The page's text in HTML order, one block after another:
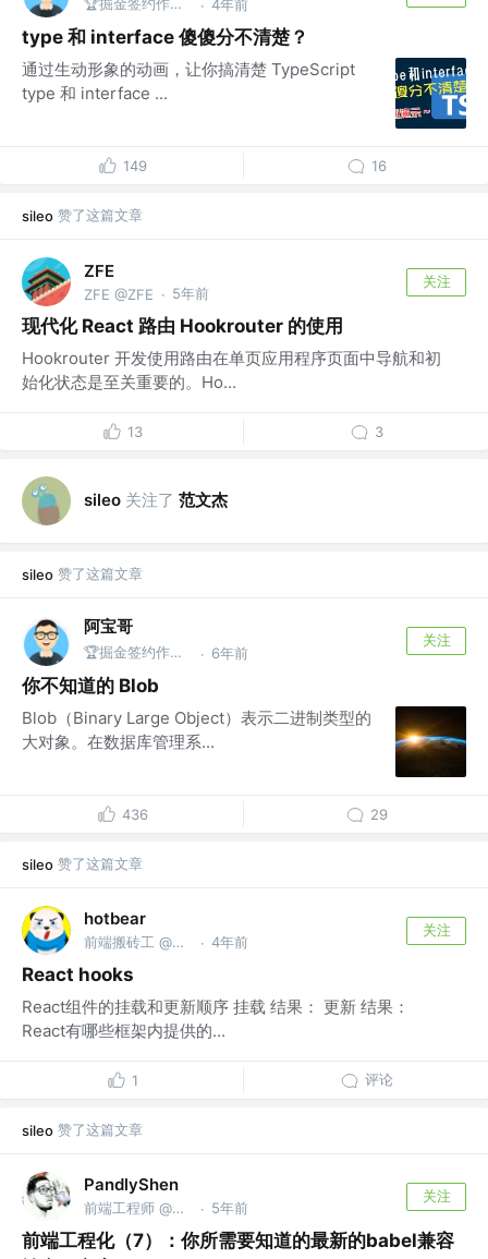
🏆掘金签约作者 | 公众号@全栈修仙之路 · 4年前
type 和 interface 傻傻分不清楚？
通过生动形象的动画，让你搞清楚 TypeScript
type 和 interface ...
149 16
sileo 赞了这篇文章
ZFE
ZFE @ZFE · 5年前
关注
现代化 React 路由 Hookrouter 的使用
Hookrouter 开发使用路由在单页应用程序页面中导航和初
始化状态是至关重要的。Ho...
13 3
sileo 关注了 范文杰
sileo 赞了这篇文章
阿宝哥
🏆掘金签约作者 | 公众号@全栈修仙之路 · 6年前
关注
你不知道的 Blob
Blob（Binary Large Object）表示二进制类型的
大对象。在数据库管理系...
436 29
sileo 赞了这篇文章
hotbear
前端搬砖工 @特别nice的公司 · 4年前
关注
React hooks
React组件的挂载和更新顺序 挂载 结果： 更新 结果：
React有哪些框架内提供的...
1 评论
sileo 赞了这篇文章
PandlyShen
前端工程师 @网易 · 5年前
关注
前端工程化（7）：你所需要知道的最新的babel兼容